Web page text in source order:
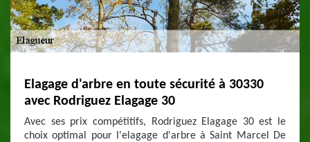
Elagage d'arbre en toute sécurité à 30330
avec Rodriguez Elagage 30
Avec ses prix compétitifs, Rodriguez Elagage 30 est le
choix optimal pour l'elagage d'arbre à Saint Marcel De